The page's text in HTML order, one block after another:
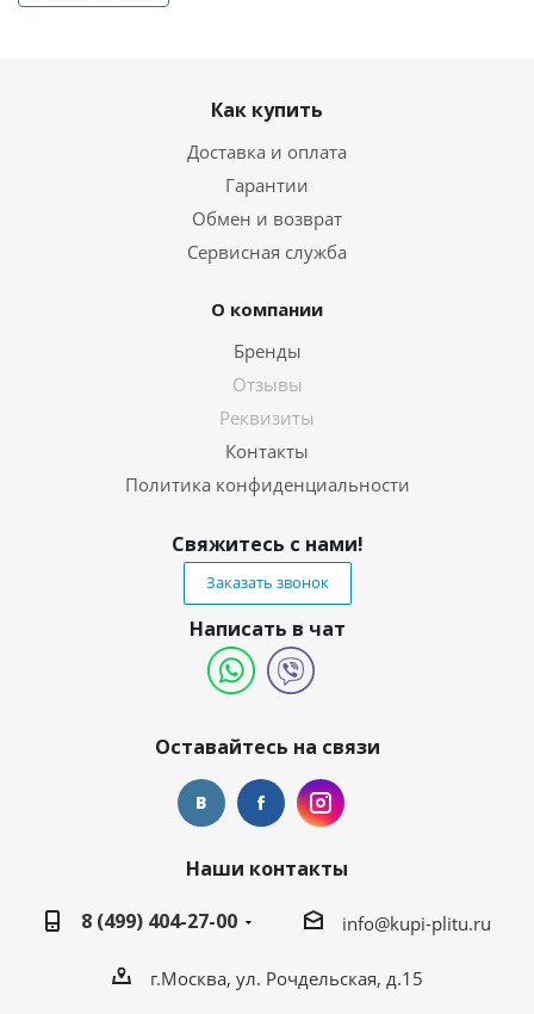
Как купить
Доставка и оплата
Гарантии
Обмен и возврат
Сервисная служба
О компании
Бренды
Отзывы
Реквизиты
Контакты
Политика конфиденциальности
Свяжитесь с нами!
Заказать звонок
Написать в чат
Оставайтесь на связи
Наши контакты
8 (499) 404-27-00
info@kupi-plitu.ru
г.Москва, ул. Рочдельская, д.15